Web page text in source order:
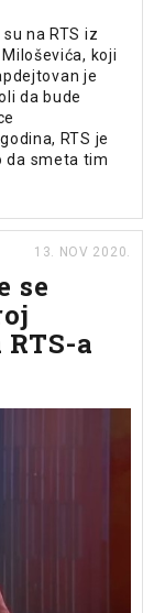
na RTS iz
koji
je
da bude
RTS je
da smeta tim
13. NOV 2020.
se
a